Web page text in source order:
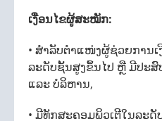
ເງື່ອນໄຂຜູ້ສະໝັກ:
• ສຳລັບຕຳແໜ່ງຜູ້ຊ່ວຍການ
ລະດັບຊັ້ນສູງຂຶ້ນໄປ ຫຼື ມີປະສົ
ແລະ ບໍລິຫານ,
• ມີທັກສະຄອມພິວເຕີໃນລະ